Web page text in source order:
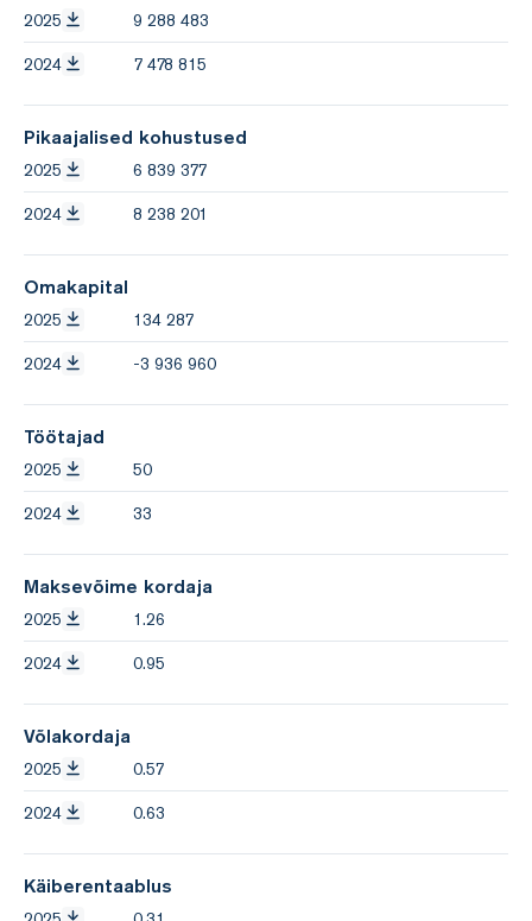
2025 9 288 483
2024 7 478 815
Pikaajalised kohustused
2025 6 839 377
2024 8 238 201
Omakapital
2025 134 287
2024 -3 936 960
Töötajad
2025 50
2024 33
Maksevõime kordaja
2025 1.26
2024 0.95
Võlakordaja
2025 0.57
2024 0.63
Käiberentaablus